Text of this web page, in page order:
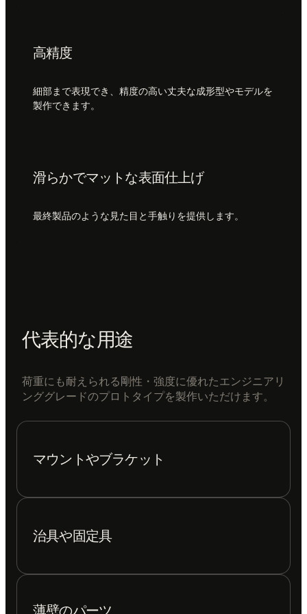
高精度
細部まで表現でき、精度の高い丈夫な成形型やモデルを
製作できます。
滑らかでマットな表面仕上げ
最終製品のような見た目と手触りを提供します。
代表的な用途
荷重にも耐えられる剛性・強度に優れたエンジニアリ
ンググレードのプロトタイプを製作いただけます。
マウントやブラケット
治具や固定具